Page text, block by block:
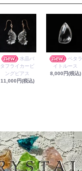
水晶バ
タフライカービ
ングピアス
11,000円(税込)
ペタラ
イトルース
8,000円(税込)